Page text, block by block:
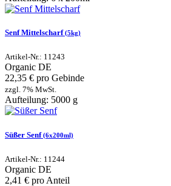
Senf Mittelscharf(5kg)
Artikel-Nr.: 11243
Organic DE
22,35 € pro Gebinde
zzgl. 7% MwSt.
Aufteilung: 5000 g
Süßer Senf(6x200ml)
Artikel-Nr.: 11244
Organic DE
2,41 € pro Anteil